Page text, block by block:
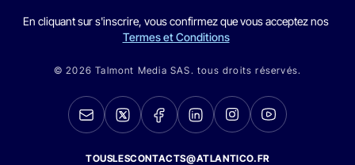
En cliquant sur s'inscrire, vous confirmez que vous acceptez nos
Termes et Conditions
© 2026 Talmont Media SAS. tous droits réservés.
TOUSLESCONTACTS@ATLANTICO.FR